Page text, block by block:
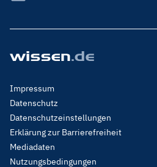
Footer
Menu
Legal
Impressum
Datenschutz
Datenschutzeinstellungen
Erklärung zur Barrierefreiheit
Mediadaten
Nutzungsbedingungen